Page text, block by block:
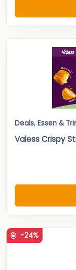
Deals, Essen &
Valess Crispy
-24%